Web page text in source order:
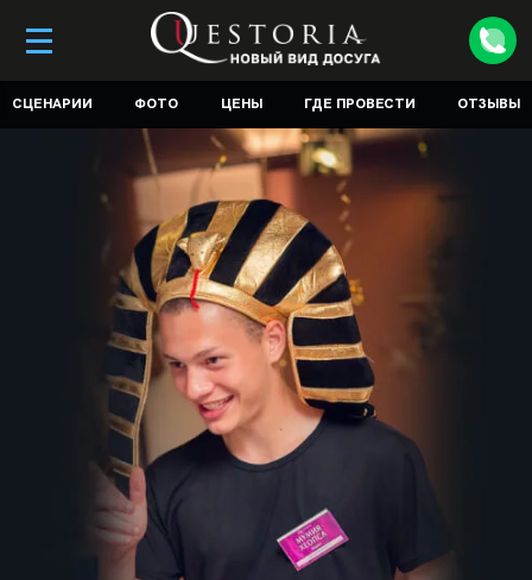
СЦЕНАРИИ ФОТО ЦЕНЫ ГДЕ ПРОВЕСТИ ОТЗЫВЫ